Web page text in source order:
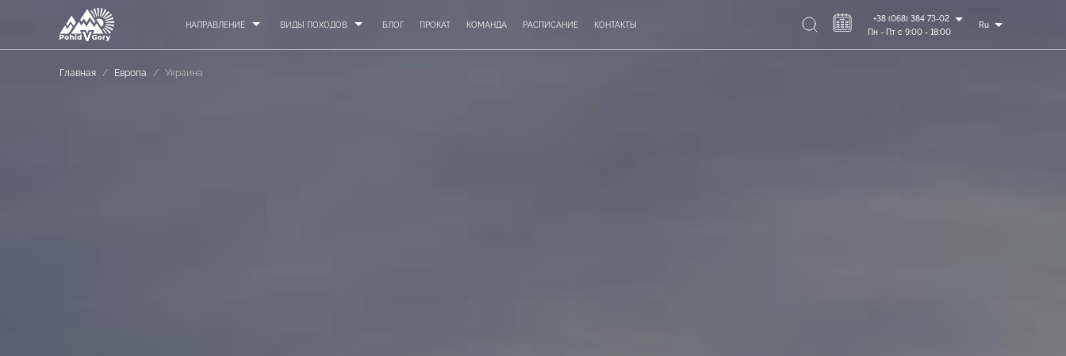
НАПРАВЛЕНИЕ ВИДЫ ПОХОДОВ БЛОГ ПРОКАТ КОМАНДА РАСПИСАНИЕ КОНТАКТЫ
+38 (068) 384 73-02
Пн - Пт с 9:00 - 18:00
Ru
Главная / Европа / Украина